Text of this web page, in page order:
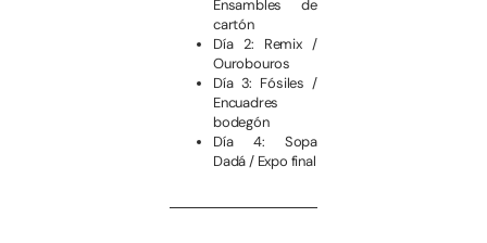
Ensambles de
cartón
Día 2: Remix /
Ourobouros
Día 3: Fósiles /
Encuadres
bodegón
Día 4: Sopa
Dadá / Expo final